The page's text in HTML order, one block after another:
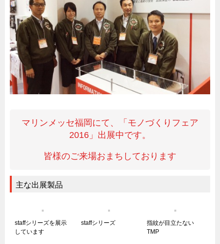
農業関連
半導体製造装置関連
共同溝・無電柱化関連
サーバーラック・エンクロジャー
特装車・バス・トラック関連
フリーザー・フードマシナリー関連
鉄道車両・駅舎関連
営業、丸ごとフカボリ
隠れた名品
旬の野菜とタキゲン製品
マリンメッセ福岡にて、「モノづくりフェア
2016」出展中です。
皆様のご来場おまちしております
主な出展製品
staffシリーズを展示
しています
staffシリーズ
指紋が目立たない
TMP